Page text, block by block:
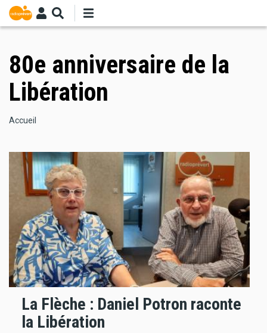
Aller
au
contenu
80e anniversaire de la
Libération
Fil
Accueil
La Flèche : Daniel Potron raconte
la Libération